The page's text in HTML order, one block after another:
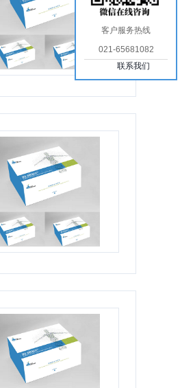
客户服务热线
021-65681082
联系我们